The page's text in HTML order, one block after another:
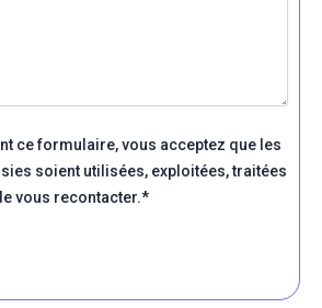
ce formulaire, vous acceptez que les
soient utilisées, exploitées, traitées
vous recontacter.*